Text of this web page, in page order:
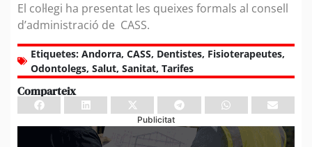
El col·legi ha presentat les queixes formals al consell
d’administració de CASS.
Etiquetes: Andorra, CASS, Dentistes, Fisioterapeutes,
Odontolegs, Salut, Sanitat, Tarifes
Comparteix
Publicitat